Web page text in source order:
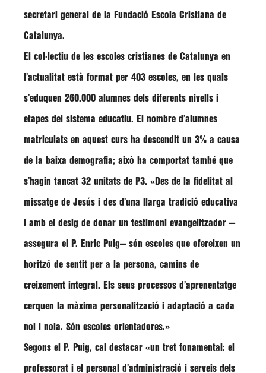
secretari general de la Fundació Escola Cristiana de
Catalunya.
El col·lectiu de les escoles cristianes de Catalunya en
l’actualitat està format per 403 escoles, en les quals
s’eduquen 260.000 alumnes dels diferents nivells i
etapes del sistema educatiu. El nombre d’alumnes
matriculats en aquest curs ha descendit un 3% a causa
de la baixa demografia; això ha comportat també que
s’hagin tancat 32 unitats de P3. «Des de la fidelitat al
missatge de Jesús i des d’una llarga tradició educativa
i amb el desig de donar un testimoni evangelitzador —
assegura el P. Enric Puig— són escoles que ofereixen un
horitzó de sentit per a la persona, camins de
creixement integral. Els seus processos d’aprenentatge
cerquen la màxima personalització i adaptació a cada
noi i noia. Són escoles orientadores.»
Segons el P. Puig, cal destacar «un tret fonamental: el
professorat i el personal d’administració i serveis dels